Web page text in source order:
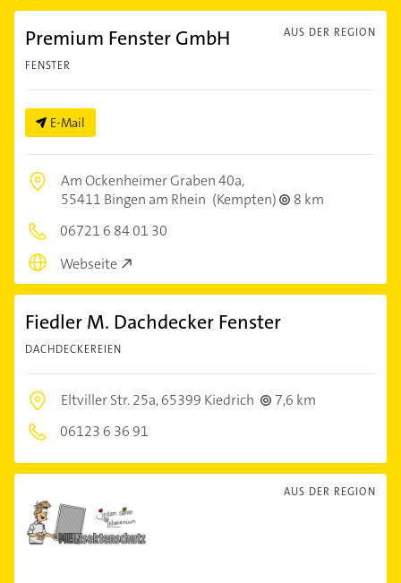
AUS DER REGION
Premium Fenster GmbH
FENSTER
E-Mail
Am Ockenheimer Graben 40a,
55411 Bingen am Rhein (Kempten)
8 km
06721 6 84 01 30
Webseite
Fiedler M. Dachdecker Fenster
DACHDECKEREIEN
Eltviller Str. 25a,65399 Kiedrich
7,6 km
06123 6 36 91
AUS DER REGION